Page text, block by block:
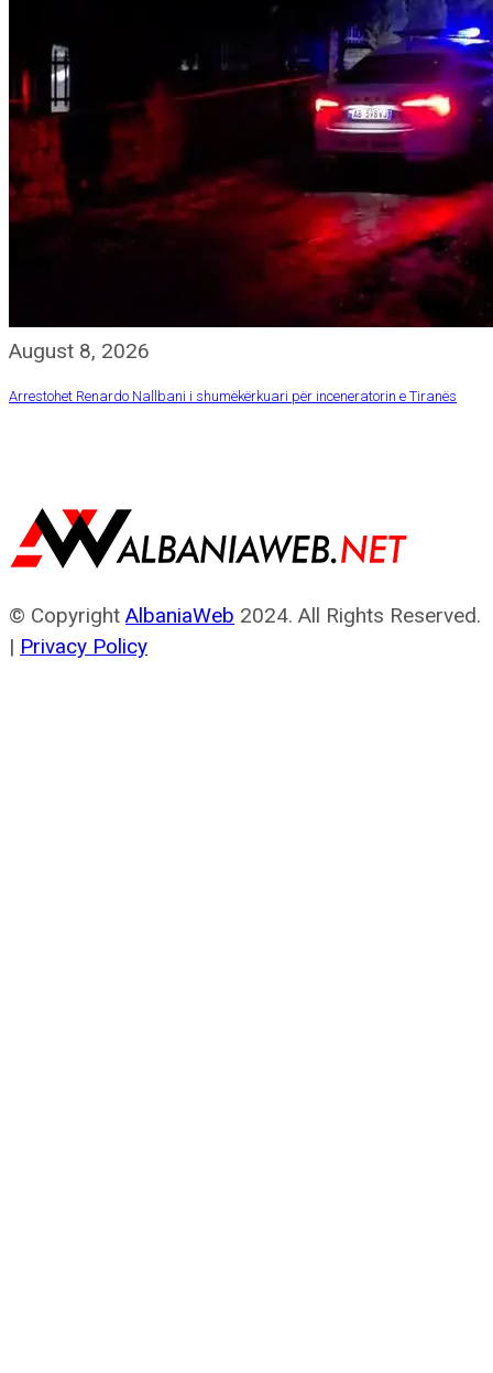
August 8, 2026
Arrestohet Renardo Nallbani i shumëkërkuari për inceneratorin e Tiranës
© Copyright AlbaniaWeb 2024. All Rights Reserved.
| Privacy Policy